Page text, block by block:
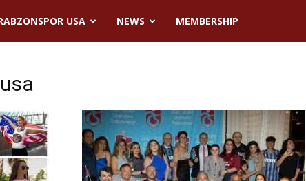
USA NEWS MEMBERSHIP